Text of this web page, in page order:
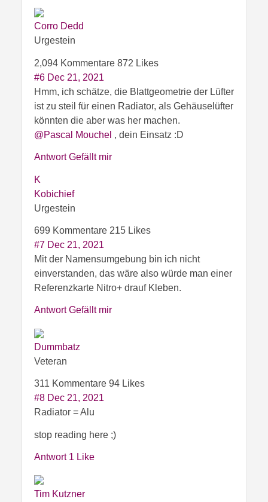
Corro Dedd
Urgestein
2,094 Kommentare 872 Likes
#6 Dec 21, 2021
Hmm, ich schätze, die Blattgeometrie der Lüfter
ist zu steil für einen Radiator, als Gehäuselüfter
könnten die aber was her machen.
@Pascal Mouchel , dein Einsatz :D
Antwort Gefällt mir
K
Kobichief
Urgestein
699 Kommentare 215 Likes
#7 Dec 21, 2021
Mit der Namensumgebung bin ich nicht
einverstanden, das wäre also würde man einer
Referenzkarte Nitro+ drauf Kleben.
Antwort Gefällt mir
Dummbatz
Veteran
311 Kommentare 94 Likes
#8 Dec 21, 2021
Radiator = Alu
stop reading here ;)
Antwort 1 Like
Tim Kutzner